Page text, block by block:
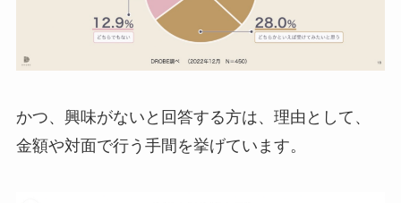
かつ、興味がないと回答する方は、理由として、
金額や対面で行う手間を挙げています。